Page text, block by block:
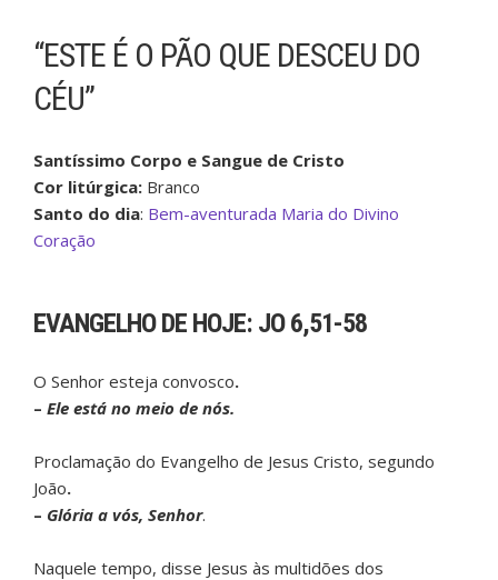
“ESTE É O PÃO QUE DESCEU DO
CÉU”
Santíssimo Corpo e Sangue de Cristo
Cor litúrgica: Branco
Santo do dia: Bem-aventurada Maria do Divino
Coração
EVANGELHO DE HOJE: JO 6,51-58
O Senhor esteja convosco.
– Ele está no meio de nós.
Proclamação do Evangelho de Jesus Cristo, segundo
João.
– Glória a vós, Senhor.
Naquele tempo, disse Jesus às multidões dos